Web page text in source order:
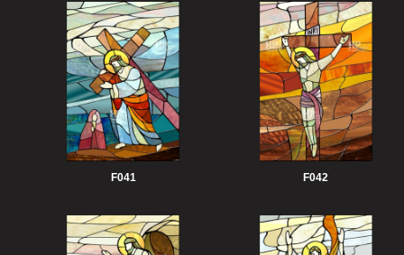
F041 F042